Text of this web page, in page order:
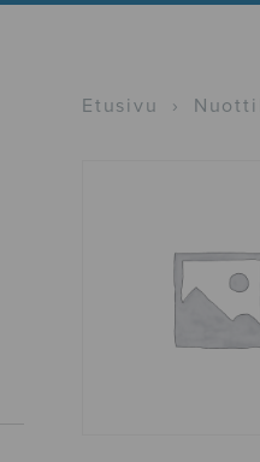
Etusivu ›